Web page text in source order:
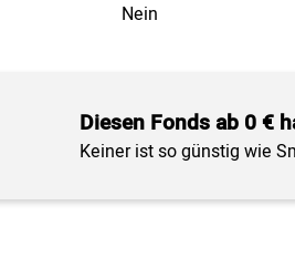
Nein
Diesen Fonds ab 0 €
Keiner ist so günstig wie